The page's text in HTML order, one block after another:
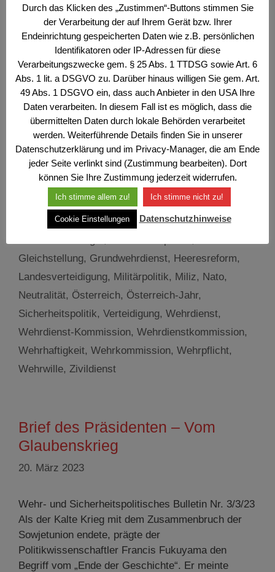
Wehr- und Sicherheitspolitisches Bulletin Nr. 9/9/25
Vor 15 Jahren, im Herbst 2010, begann aus
wahltaktischen Gründen – eine Wien-Wahl stand
bevor – die Diskussion über die Abschaffung der
Wehrpflicht. Einerseits überraschend, andererseits
Fortsetzung einer Politik, die schon in der
Regierung Schüssel I (ÖVP-FPÖ, 2000–2003)
eingeleitet wurde. In der 2001 unter Minister
Herbert Scheibner (FPÖ) beschlossenen …
Weiterlesen …
Kategorien
Der Offizier,Wehr- und Sicherheitspolitisches
Schlagwörter
Brief des Präsidenten Bundesheer,
Gleichstellung, Grundwehrdienst, Heeresreform,
Landesverteidigung, Militärpolitik, Miliz, Nato,
Neutralität, Österreich, Österreich-Jahr,
Sicherheitspolitik, Verteidigung, Wehrdienst,
Wehrdienst-Kommission, Wehrdienstkommission,
Wehrhaftigkeit, Wehrkommission, Wehrpflicht,
Wehrwille, Zivildienst
Brief des Präsidenten – Vom
Glaubenskrieg
20. März 2023
Wehr- und Sicherheitspolitisches Bulletin Nr. 3/3/23
Als der Kalte Krieg mit dem Zusammenbruch der
Sowjetunion endete, prägte der
Politikwissenschaftler Francis Fukuyama den
Begriff vom „Ende der Geschichte“. Er meinte
Durch das Klicken des „Zustimmen“-Buttons stimmen Sie
der Verarbeitung der auf Ihrem Gerät bzw. Ihrer
Endeinrichtung gespeicherten Daten wie z.B. persönlichen
Identifikatoren oder IP-Adressen für diese
Verarbeitungszwecke gem. § 25 Abs. 1 TTDSG sowie Art. 6
Abs. 1 lit. a DSGVO zu. Darüber hinaus willigen Sie gem. Art.
49 Abs. 1 DSGVO ein, dass auch Anbieter in den USA Ihre
Daten verarbeiten. In diesem Fall ist es möglich, dass die
übermittelten Daten durch lokale Behörden verarbeitet
werden. Weiterführende Details finden Sie in unserer
Datenschutzerklärung und im Privacy-Manager, die am Ende
jeder Seite verlinkt sind (Zustimmung bearbeiten). Dort
können Sie Ihre Zustimmung jederzeit widerrufen.
Ich stimme allem zu! Ich stimme nicht zu!
Cookie Einstellungen Datenschutzhinweise